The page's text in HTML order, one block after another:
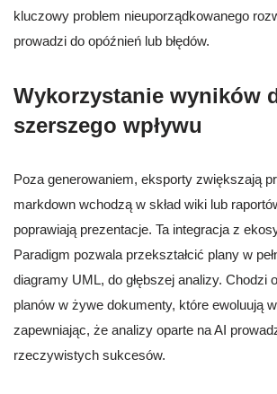
kluczowy problem nieuporządkowanego
prowadzi do opóźnień lub błędów.
Wykorzystanie wyników
szerszego wpływu
Poza generowaniem, eksporty zwiększają
markdown wchodzą w skład wiki lub
poprawiają prezentacje. Ta integracja z
Paradigm pozwala przekształcić plany w
diagramy UML, do głębszej analizy. Chodzi
planów w żywe dokumenty, które ewoluują
zapewniając, że analizy oparte na AI
rzeczywistych sukcesów.